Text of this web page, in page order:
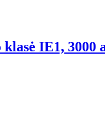
IE1, 3000